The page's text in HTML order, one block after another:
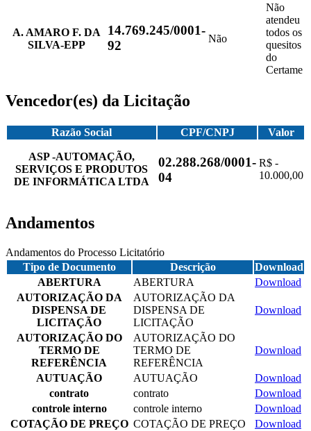
A. AMARO F. DA
SILVA-EPP
14.769.245/0001-
92
Não
Não
atendeu
todos os
quesitos
do
Certame
Vencedor(es) da Licitação
Razão Social CPF/CNPJ Valor
ASP -AUTOMAÇÃO,
SERVIÇOS E PRODUTOS
DE INFORMÁTICA LTDA
02.288.268/0001-
04
R$ -
10.000,00
Andamentos
Andamentos do Processo Licitatório
Tipo de Documento
Descrição
Download
ABERTURA
ABERTURA
Download
AUTORIZAÇÃO DA
DISPENSA DE
LICITAÇÃO
AUTORIZAÇÃO DA
DISPENSA DE
LICITAÇÃO
Download
AUTORIZAÇÃO DO
TERMO DE
REFERÊNCIA
AUTORIZAÇÃO DO
TERMO DE
REFERÊNCIA
Download
AUTUAÇÃO AUTUAÇÃO
Download
contrato
contrato
Download
controle interno
controle interno
Download
COTAÇÃO DE PREÇO COTAÇÃO DE PREÇO
Download